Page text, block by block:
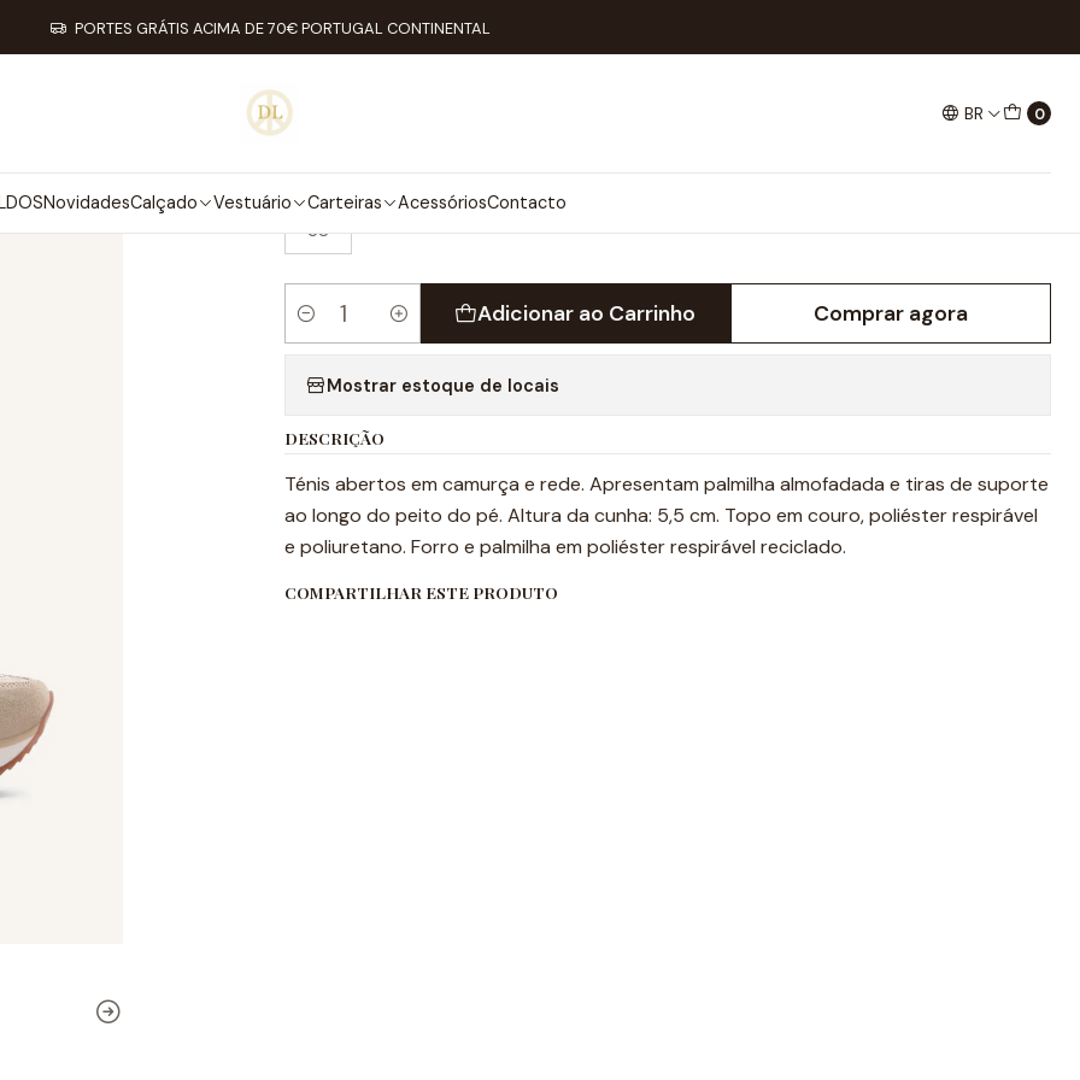
BR 0
NovidadesCalçado Vestuário Carteiras AcessóriosContacto
PORTES GRÁTIS ACIMA DE 70€ PORTUGAL CONTINENTAL
Início Calçado Stock Off 60% Tamanho 38 Tuhelj Sneaker
|
TUHELJ SNEAKER
TAMANHO
38
Quantidade
Adicionar ao Carrinho Comprar agora
Mostrar estoque de locais
DESCRIÇÃO
Ténis abertos em camurça e rede. Apresentam palmilha almofadada e tiras de suporte
ao longo do peito do pé. Altura da cunha: 5,5 cm. Topo em couro, poliéster respirável
e poliuretano. Forro e palmilha em poliéster respirável reciclado.
COMPARTILHAR ESTE PRODUTO